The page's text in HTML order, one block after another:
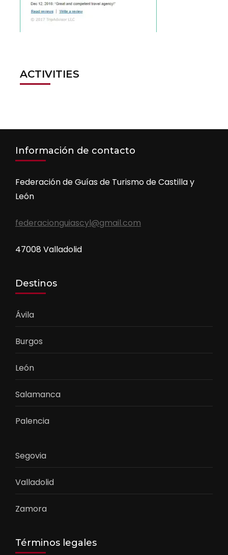
ACTIVITIES
Información de contacto
Federación de Guías de Turismo de Castilla y
León
federacionguiascyl@gmail.com
47008 Valladolid
Destinos
Ávila
Burgos
León
Salamanca
Palencia
Segovia
Valladolid
Zamora
Términos legales